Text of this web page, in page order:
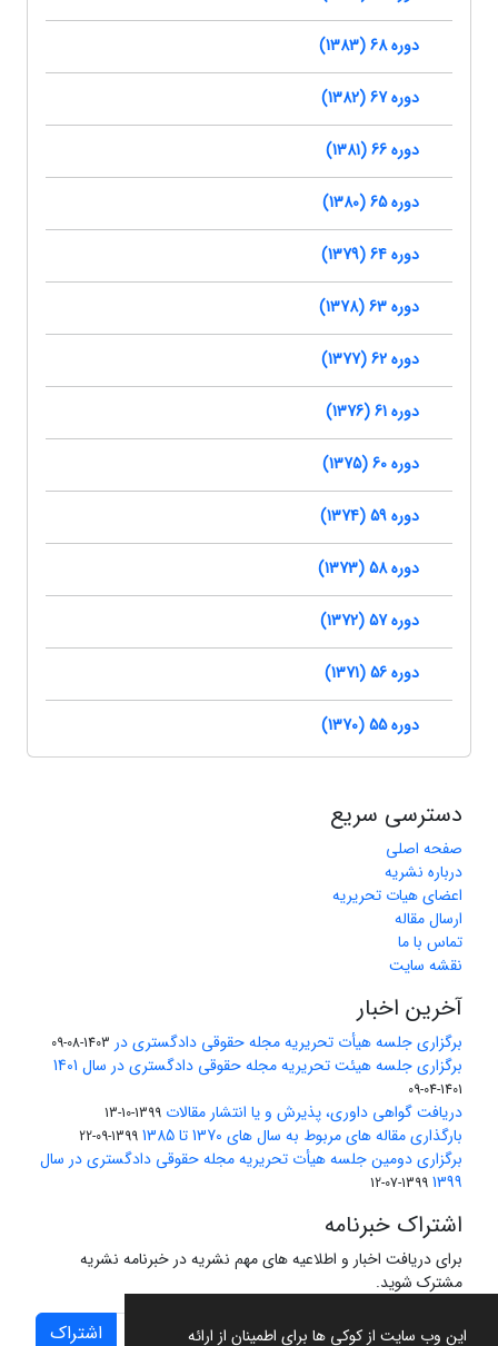
این وب سایت از کوکی ها برای اطمینان از ارائه
دوره 68 (1383)
دوره 67 (1382)
دوره 66 (1381)
دوره 65 (1380)
دوره 64 (1379)
دوره 63 (1378)
دوره 62 (1377)
دوره 61 (1376)
دوره 60 (1375)
دوره 59 (1374)
دوره 58 (1373)
دوره 57 (1372)
دوره 56 (1371)
دوره 55 (1370)
دسترسی سریع
صفحه اصلی
درباره نشریه
اعضای هیات تحریریه
ارسال مقاله
تماس با ما
نقشه سایت
آخرین اخبار
برگزاری جلسه هیأت تحریریه مجله حقوقی دادگستری در 1403-08-09
برگزاری جلسه هیئت تحریریه مجله حقوقی دادگستری در سال 1401
1401-04-09
دریافت گواهی داوری، پذیرش و یا انتشار مقالات 1399-10-13
بارگذاری مقاله های مربوط به سال های 1370 تا 1385 1399-09-22
برگزاری دومین جلسه هیأت تحریریه مجله حقوقی دادگستری در سال
1399
1399-07-12
اشتراک خبرنامه
برای دریافت اخبار و اطلاعیه های مهم نشریه در خبرنامه نشریه
مشترک شوید.
اشتراک